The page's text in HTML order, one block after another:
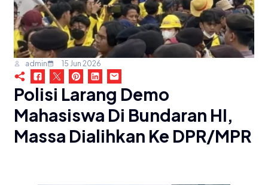
admin 15 Jun 2026
Polisi Larang Demo
Mahasiswa Di Bundaran HI,
Massa Dialihkan Ke DPR/MPR